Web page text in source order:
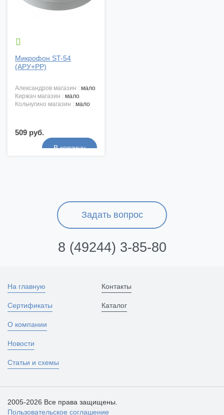

Микрофон ST-54
(АРУ+РР)
александров магазин : мало
киржач магазин : мало
кольчугино магазин : мало
509 руб.
Задать вопрос
8 (49244) 3-85-80
На главную
Сертификаты
О компании
Новости
Статьи и схемы
Контакты
Каталог
2005-2026 Все права защищены.
Пользовательское соглашение